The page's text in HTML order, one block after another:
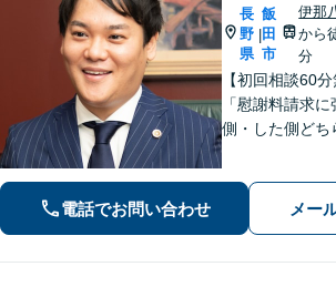
長
野
県
|
飯
田
市
伊那
から
分
【初回相談60
「慰謝料請求
側・した側どち
約書チェック
の豊富な実績
電話でお問い合わせ メー